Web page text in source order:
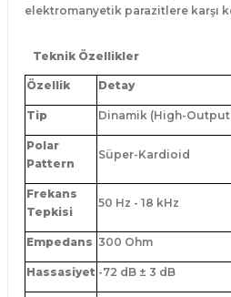
elektromanyetik parazitlere karşı
Teknik Özellikler
Özellik Detay
Tip Dinamik (High-
Polar
Pattern
Süper-Kardioid
Frekans
Tepkisi
50 Hz - 18 kHz
Empedans 300 Ohm
Hassasiyet -72 dB ± 3 dB